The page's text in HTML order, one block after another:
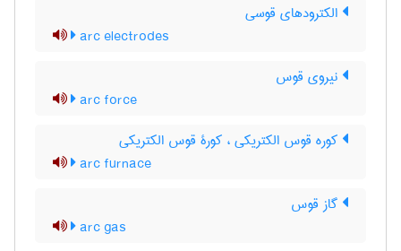
الکترودهای قوسی
arc electrodes
نیروی قوس
arc force
کوره قوس الکتریکی ، کورۀ قوس الکتریکی
arc furnace
گاز قوس
arc gas